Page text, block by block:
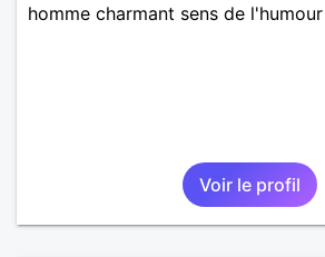
homme charmant sens de l'humour
Voir le profil